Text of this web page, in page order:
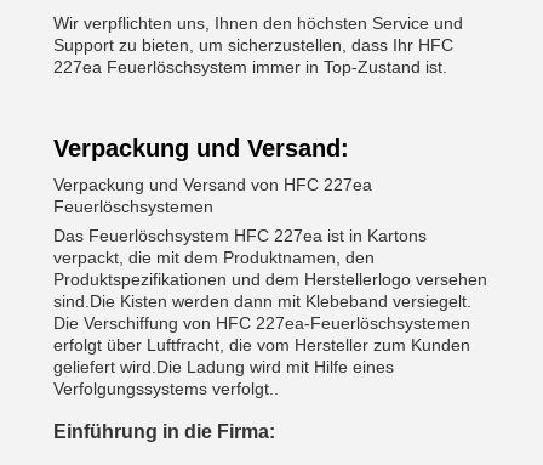
Wir verpflichten uns, Ihnen den höchsten Service und
Support zu bieten, um sicherzustellen, dass Ihr HFC
227ea Feuerlöschsystem immer in Top-Zustand ist.
Verpackung und Versand:
Verpackung und Versand von HFC 227ea
Feuerlöschsystemen
Das Feuerlöschsystem HFC 227ea ist in Kartons
verpackt, die mit dem Produktnamen, den
Produktspezifikationen und dem Herstellerlogo versehen
sind.Die Kisten werden dann mit Klebeband versiegelt.
Die Verschiffung von HFC 227ea-Feuerlöschsystemen
erfolgt über Luftfracht, die vom Hersteller zum Kunden
geliefert wird.Die Ladung wird mit Hilfe eines
Verfolgungssystems verfolgt..
Einführung in die Firma: